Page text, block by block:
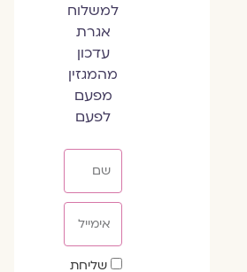
למשלוח
אגרת
עדכון
מהמגזין
מפעם
לפעם
שדהשליחת